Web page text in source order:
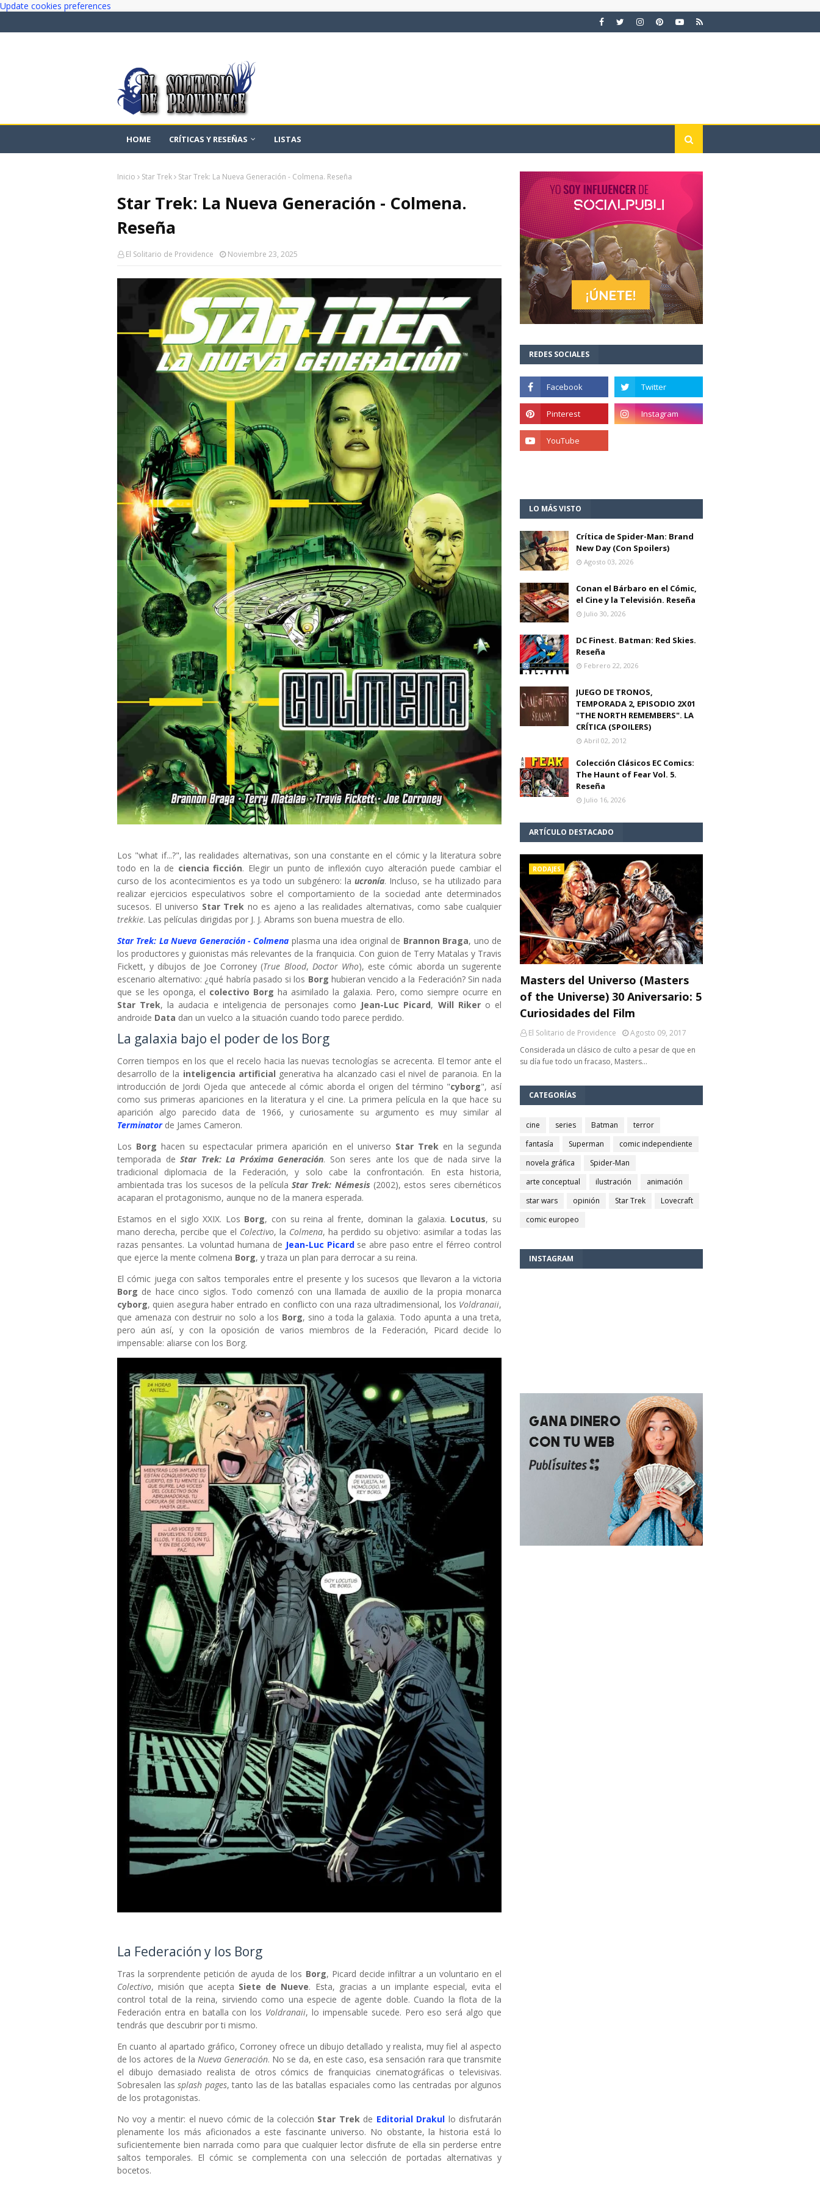
Update cookies preferences
HOME CRÍTICAS Y RESEÑAS LISTAS
Inicio Star Trek Star Trek: La Nueva Generación - Colmena. Reseña
Star Trek: La Nueva Generación - Colmena.
Reseña
El Solitario de Providence Noviembre 23, 2025
Los "what if...?", las realidades alternativas, son una constante en el cómic y la literatura sobre
todo en la de ciencia ficción. Elegir un punto de inflexión cuyo alteración puede cambiar el
curso de los acontecimientos es ya todo un subgénero: la ucronía. Incluso, se ha utilizado para
realizar ejercicios especulativos sobre el comportamiento de la sociedad ante determinados
sucesos. El universo Star Trek no es ajeno a las realidades alternativas, como sabe cualquier
trekkie. Las películas dirigidas por J. J. Abrams son buena muestra de ello.
Star Trek: La Nueva Generación - Colmena plasma una idea original de Brannon Braga, uno de
los productores y guionistas más relevantes de la franquicia. Con guion de Terry Matalas y Travis
Fickett, y dibujos de Joe Corroney (True Blood, Doctor Who), este cómic aborda un sugerente
escenario alternativo: ¿qué habría pasado si los Borg hubieran vencido a la Federación? Sin nada
que se les oponga, el colectivo Borgha asimilado la galaxia. Pero, como siempre ocurre en
Star Trek, la audacia e inteligencia de personajes como Jean-Luc Picard, Will Rikero el
androide Data dan un vuelco a la situación cuando todo parece perdido.
La galaxia bajo el poder de los Borg
Corren tiempos en los que el recelo hacia las nuevas tecnologías se acrecenta. El temor ante el
desarrollo de la inteligencia artificial generativa ha alcanzado casi el nivel de paranoia. En la
introducción de Jordi Ojeda que antecede al cómic aborda el origen del término "cyborg", así
como sus primeras apariciones en la literatura y el cine. La primera película en la que hace su
aparición algo parecido data de 1966, y curiosamente su argumento es muy similar al
Terminatorde James Cameron.
Los Borg hacen su espectacular primera aparición en el universo Star Trek en la segunda
temporada deStar Trek: La Próxima Generación. Son seres ante los que de nada sirve la
tradicional diplomacia de la Federación, y solo cabe la confrontación. En esta historia,
ambientada tras los sucesos de la películaStar Trek: Némesis (2002), estos seres cibernéticos
acaparan el protagonismo, aunque no de la manera esperada.
Estamos en el siglo XXIX. Los Borg, con su reina al frente, dominan la galaxia. Locutus, su
mano derecha, percibe que el Colectivo, la Colmena, ha perdido su objetivo: asimilar a todas las
razas pensantes. La voluntad humana de Jean-Luc Picardse abre paso entre el férreo control
que ejerce la mente colmena Borg, y traza un plan para derrocar a su reina.
El cómic juega con saltos temporales entre el presente y los sucesos que llevaron a la victoria
Borg de hace cinco siglos. Todo comenzó con una llamada de auxilio de la propia monarca
cyborg, quien asegura haber entrado en conflicto con una raza ultradimensional, los Voldranaii,
que amenaza con destruir no solo a los Borg, sino a toda la galaxia. Todo apunta a una treta,
pero aún así, y con la oposición de varios miembros de la Federación, Picard decide lo
impensable: aliarse con los Borg.
La Federación y los Borg
Tras la sorprendente petición de ayuda de los Borg, Picard decide infiltrar a un voluntario en el
Colectivo, misión que acepta Siete de Nueve. Esta, gracias a un implante especial, evita el
control total de la reina, sirviendo como una especie de agente doble. Cuando la flota de la
Federación entra en batalla con los Voldranaii, lo impensable sucede. Pero eso será algo que
tendrás que descubrir por ti mismo.
En cuanto al apartado gráfico, Corroney ofrece un dibujo detallado y realista, muy fiel al aspecto
de los actores de la Nueva Generación. No se da, en este caso, esa sensación rara que transmite
el dibujo demasiado realista de otros cómics de franquicias cinematográficas o televisivas.
Sobresalen las splash pages, tanto las de las batallas espaciales como las centradas por algunos
de los protagonistas.
No voy a mentir: el nuevo cómic de la colección Star Trekde Editorial Drakul lo disfrutarán
plenamente los más aficionados a este fascinante universo. No obstante, la historia está lo
suficientemente bien narrada como para que cualquier lector disfrute de ella sin perderse entre
saltos temporales. El cómic se complementa con una selección de portadas alternativas y
bocetos.
REDES SOCIALES
LO MÁS VISTO
Crítica de Spider-Man: Brand
New Day (Con Spoilers)
Agosto 03, 2026
Conan el Bárbaro en el Cómic,
el Cine y la Televisión. Reseña
Julio 30, 2026
DC Finest. Batman: Red Skies.
Reseña
Febrero 22, 2026
JUEGO DE TRONOS,
TEMPORADA 2, EPISODIO 2X01
"THE NORTH REMEMBERS". LA
CRÍTICA (SPOILERS)
Abril 02, 2012
Colección Clásicos EC Comics:
The Haunt of Fear Vol. 5.
Reseña
Julio 16, 2026
ARTÍCULO DESTACADO
RODAJES
Masters del Universo (Masters
of the Universe) 30 Aniversario: 5
Curiosidades del Film
El Solitario de Providence
Agosto 09, 2017
Considerada un clásico de culto a pesar de que en
su día fue todo un fracaso, Masters…
CATEGORÍAS
cine series Batman
terror
fantasía
Superman
comic independiente
novela gráfica
Spider-Man
arte conceptual
ilustración
animación
star wars
opinión Star Trek
Lovecraft
comic europeo
INSTAGRAM